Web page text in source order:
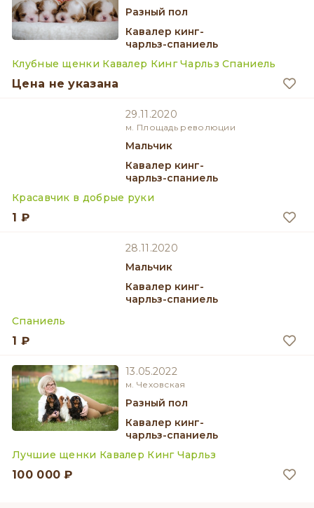
разный пол
Кавалер кинг-
чарльз-спаниель
Клубные щенки Кавалер Кинг Чарльз Спаниель
Цена не указана
29.11.2020
м. Площадь революции
мальчик
Кавалер кинг-
чарльз-спаниель
Красавчик в добрые руки
1 ₽
28.11.2020
мальчик
Кавалер кинг-
чарльз-спаниель
Спаниель
1 ₽
13.05.2022
м. Чеховская
разный пол
Кавалер кинг-
чарльз-спаниель
Лучшие щенки Кавалер Кинг Чарльз
100 000 ₽